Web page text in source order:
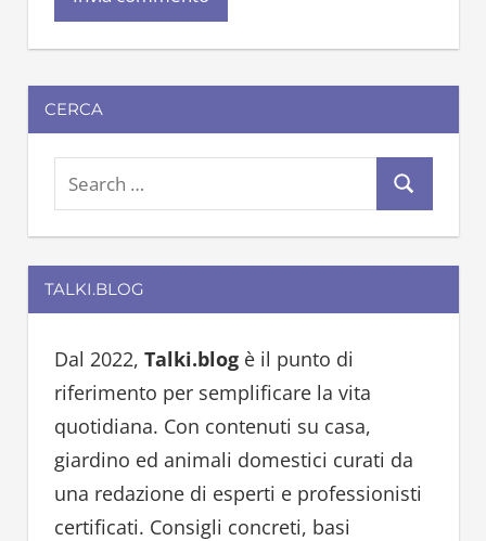
CERCA
e
a
r
c
f
o
r
:
e
a
TALKI.BLOG
Dal 2022, Talki.blogè il punto di
riferimento per semplificare la vita
quotidiana. Con contenuti su casa,
giardino ed animali domestici curati da
una redazione di esperti e professionisti
certificati. Consigli concreti, basi